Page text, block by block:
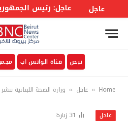
عاجل
نبض قناة الواتس اب
Home
» عاجل » وزارة الصحة اللبنانية تنشر حصيلة
عاجل 31 زيارة